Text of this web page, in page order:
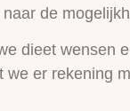
de
dieet wensen
we er rekening